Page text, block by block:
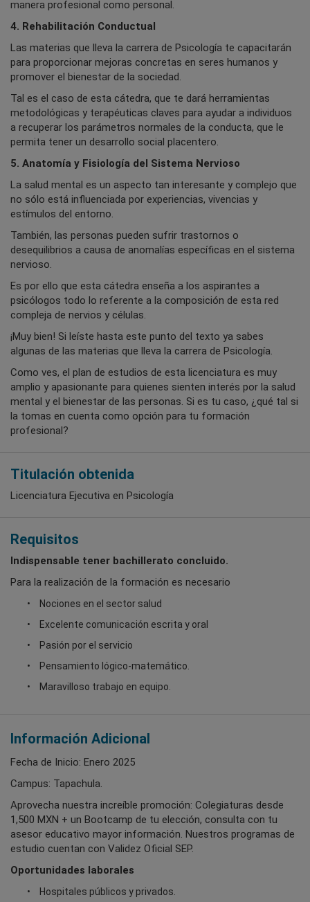
manera profesional como personal.
4. Rehabilitación Conductual
Las materias que lleva la carrera de Psicología te capacitarán
para proporcionar mejoras concretas en seres humanos y
promover el bienestar de la sociedad.
Tal es el caso de esta cátedra, que te dará herramientas
metodológicas y terapéuticas claves para ayudar a individuos
a recuperar los parámetros normales de la conducta, que le
permita tener un desarrollo social placentero.
5. Anatomía y Fisiología del Sistema Nervioso
La salud mental es un aspecto tan interesante y complejo que
no sólo está influenciada por experiencias, vivencias y
estímulos del entorno.
También, las personas pueden sufrir trastornos o
desequilibrios a causa de anomalías específicas en el sistema
nervioso.
Es por ello que esta cátedra enseña a los aspirantes a
psicólogos todo lo referente a la composición de esta red
compleja de nervios y células.
¡Muy bien! Si leíste hasta este punto del texto ya sabes
algunas de las materias que lleva la carrera de Psicología.
Como ves, el plan de estudios de esta licenciatura es muy
amplio y apasionante para quienes sienten interés por la salud
mental y el bienestar de las personas. Si es tu caso, ¿qué tal si
la tomas en cuenta como opción para tu formación
profesional?
Titulación obtenida
Licenciatura Ejecutiva en Psicología
Requisitos
Indispensable tener bachillerato concluido.
Para la realización de la formación es necesario
Nociones en el sector salud
Excelente comunicación escrita y oral
Pasión por el servicio
Pensamiento lógico-matemático.
Maravilloso trabajo en equipo.
Información Adicional
Fecha de Inicio: Enero 2025
Campus: Tapachula.
Aprovecha nuestra increíble promoción: Colegiaturas desde
1,500 MXN + un Bootcamp de tu elección, consulta con tu
asesor educativo mayor información. Nuestros programas de
estudio cuentan con Validez Oficial SEP.
Oportunidades laborales
Hospitales públicos y privados.